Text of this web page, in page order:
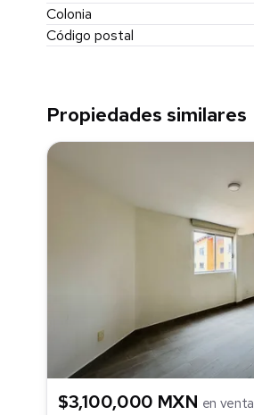
Colonia
Código postal
Propiedades similares
$3,100,000 MXN en venta